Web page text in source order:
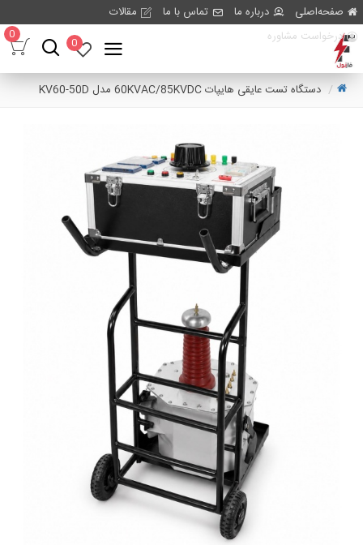
صفحه‌اصلی درباره ما تماس با ما
مقالات
درخواست مشاوره
0
0
دستگاه تست عایقی هایپات 60KVAC/85KVDC مدل KV60-50D